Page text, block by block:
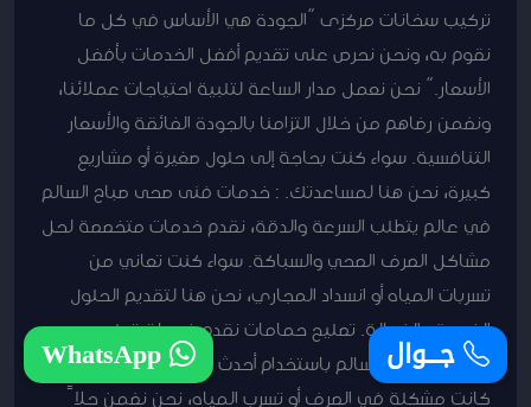
تركيب سخانات مركزى “الجودة هي الأساس في كل ما
نقوم به، ونحن نحرص على تقديم أفضل الخدمات بأفضل
الأسعار.” نحن نعمل مدار الساعة لتلبية احتياجات عملائنا،
ونضمن رضاهم من خلال التزامنا بالجودة الفائقة والأسعار
التنافسية. سواء كنت بحاجة إلى حلول صغيرة أو مشاريع
كبيرة، نحن هنا لمساعدتك. : خدمات فنى صحى صباح السالم
في عالم يتطلب السرعة والدقة، نقدم خدمات متخصصة لحل
مشاكل الصرف الصحي والسباكة. سواء كنت تعاني من
تسربات المياه أو انسداد المجاري، نحن هنا لتقديم الحلول
الفورية والفعالة. تصليح حمامات نقدم خدمات تصليح
حمامات صباح السالم باستخدام أحدث الأدوات والتقنيات. سواء
كانت مشكلة في الصرف أو تسرب المياه، نحن نضمن حلاً
جـــوال